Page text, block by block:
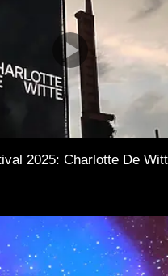
2025: Charlotte De